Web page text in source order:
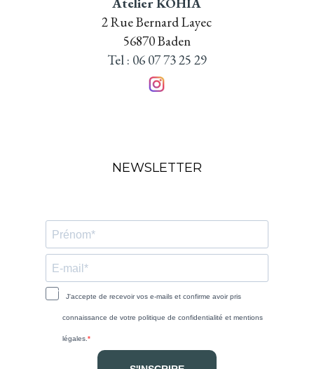
2 Rue Bernard Layec
56870 Baden
Tel : 06 07 73 25 29
NEWSLETTER
J'accepte de recevoir vos e-mails et confirme avoir pris
connaissance de votre politique de confidentialité et mentions
légales.